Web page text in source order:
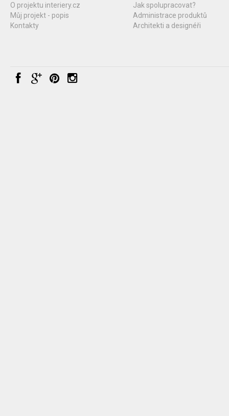
O projektu interiery.cz
Můj projekt - popis
Kontakty
Jak spolupracovat?
Administrace produktů
Architekti a designéři